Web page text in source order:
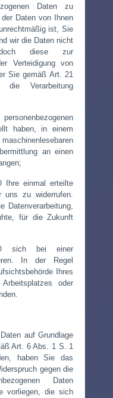
Daten zu
Daten von Ihnen
ist, Sie
wir die Daten nicht
diese zur
Verteidigung von
Sie gemäß Art. 21
die Verarbeitung
haben, in einem
an einen
Ihre einmal erteilte
uns zu widerrufen.
Datenverarbeitung,
für die Zukunft
sich bei einer
In der Regel
Ihres
oder
auf Grundlage
Art. 6 Abs. 1 S. 1
haben Sie das
gegen die
Daten
vorliegen, die sich